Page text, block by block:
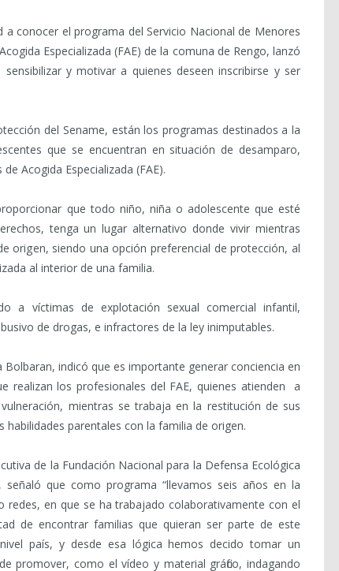
a conocer el programa del Servicio Nacional de Menores
Especializada (FAE) de la comuna de Rengo, lanzó
y motivar a quienes deseen inscribirse y ser
del Sename, están los programas destinados a la
que se encuentran en situación de desamparo,
Acogida Especializada (FAE).
que todo niño, niña o adolescente que esté
tenga un lugar alternativo donde vivir mientras
origen, siendo una opción preferencial de protección, al
al interior de una familia.
a víctimas de explotación sexual comercial infantil,
de drogas, e infractores de la ley inimputables.
indicó que es importante generar conciencia en
realizan los profesionales del FAE, quienes atienden a
mientras se trabaja en la restitución de sus
parentales con la familia de origen.
de la Fundación Nacional para la Defensa Ecológica
señaló que como programa “llevamos seis años en la
redes, en que se ha trabajado colaborativamente con el
de encontrar familias que quieran ser parte de este
país, y desde esa lógica hemos decido tomar un
promover, como el vídeo y material gráfico, indagando